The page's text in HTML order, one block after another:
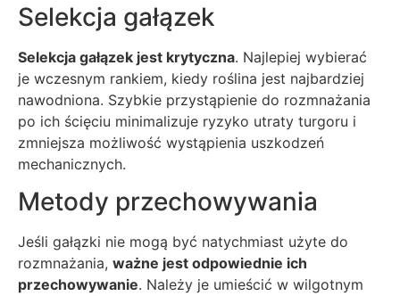
Selekcja gałązek
Selekcja gałązek jest krytyczna. Najlepiej wybierać
je wczesnym rankiem, kiedy roślina jest najbardziej
nawodniona. Szybkie przystąpienie do rozmnażania
po ich ścięciu minimalizuje ryzyko utraty turgoru i
zmniejsza możliwość wystąpienia uszkodzeń
mechanicznych.
Metody przechowywania
Jeśli gałązki nie mogą być natychmiast użyte do
rozmnażania, ważne jest odpowiednie ich
przechowywanie. Należy je umieścić w wilgotnym